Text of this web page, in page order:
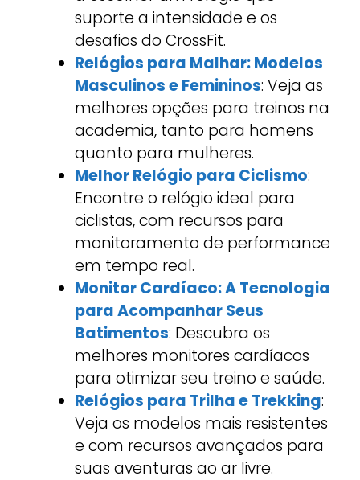
suporte a intensidade e os
desafios do CrossFit.
Relógios para Malhar: Modelos
Masculinos e Femininos: Veja as
melhores opções para treinos na
academia, tanto para homens
quanto para mulheres.
Melhor Relógio para Ciclismo:
Encontre o relógio ideal para
ciclistas, com recursos para
monitoramento de performance
em tempo real.
Monitor Cardíaco: A Tecnologia
para Acompanhar Seus
Batimentos: Descubra os
melhores monitores cardíacos
para otimizar seu treino e saúde.
Relógios para Trilha e Trekking:
Veja os modelos mais resistentes
e com recursos avançados para
suas aventuras ao ar livre.